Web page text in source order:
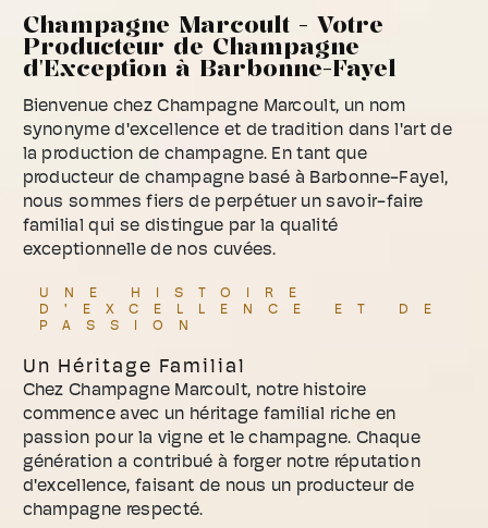
Champagne Marcoult - Votre
Producteur de Champagne
d'Exception à Barbonne-Fayel
Bienvenue chez Champagne Marcoult, un nom
synonyme d'excellence et de tradition dans l'art de
la production de champagne. En tant que
producteur de champagne basé à Barbonne-Fayel,
nous sommes fiers de perpétuer un savoir-faire
familial qui se distingue par la qualité
exceptionnelle de nos cuvées.
UNE HISTOIRE
D'EXCELLENCE ET DE
PASSION
Un Héritage Familial
Chez Champagne Marcoult, notre histoire
commence avec un héritage familial riche en
passion pour la vigne et le champagne. Chaque
génération a contribué à forger notre réputation
d'excellence, faisant de nous un producteur de
champagne respecté.